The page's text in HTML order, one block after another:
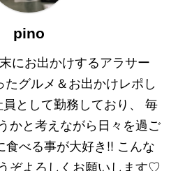
pino
にお出かけするアラサー
グルメ＆お出かけレポし
として勤務しており、 毎
かと考えながら日々を過ご
食べる事が大好き!! こんな
ぞよろしくお願いします♡